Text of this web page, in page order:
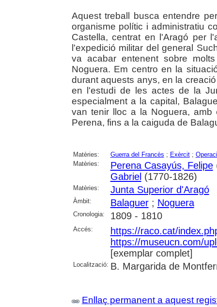
Aquest treball busca entendre
organisme polític i administratiu
Castella, centrat en l'Aragó per
l'expedició militar del general
va acabar entenent sobre
Noguera. Em centro en la
durant aquests anys, en la
en l'estudi de les actes de la
especialment a la capital,
van tenir lloc a la Noguera,
Perena, fins a la caiguda de
Matèries: Guerra del Francès ; Exèrcit;
Matèries:
Perena Casayús, Felipe
Gabriel (1770-1826)
Matèries: Junta Superior d'Aragó
Àmbit: Balaguer; Noguera
Cronologia: 1809 - 1810
Accés:
https://raco.cat/
https://museucn.com/
[exemplar complet]
Localització: B. Margarida de
Enllaç permanent a aquest